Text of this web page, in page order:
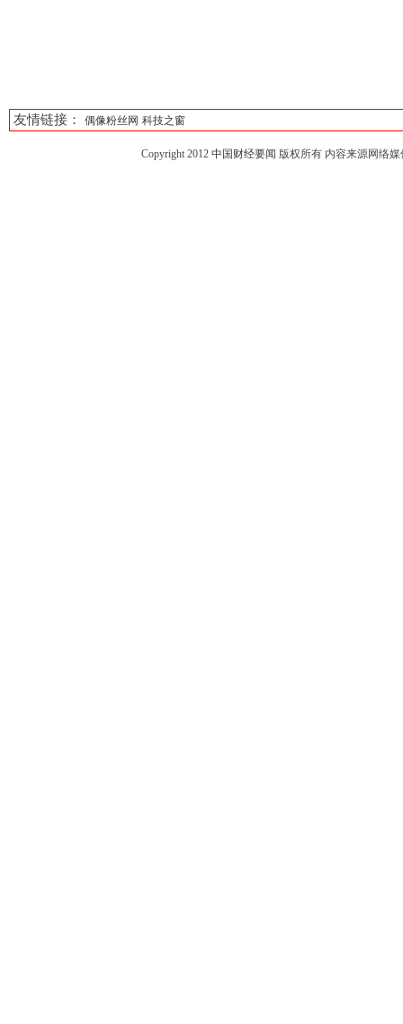
友情链接： 偶像粉丝网 科技之窗
Copyright 2012 中国财经要闻 版权所有 内容来源网络